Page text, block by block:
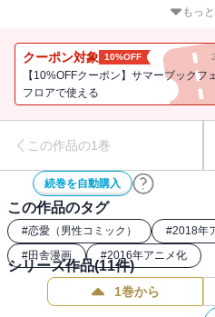
さい!!」
「見せてあげるわ･･･ポテトフライ
うまい棒、ブタメン、ラムネなど
こうして、少年×少女×駄菓子のお
もっ
クーポン対象 10%OFF
【10%OFFクーポン】サマーブックフ
フロアで使える
この作品の1巻
続巻を自動購入
この作品のタグ
#恋愛（男性コミック） #2018年
#田舎漫画 #2016年アニメ化
シリーズ作品(11件)
1巻から